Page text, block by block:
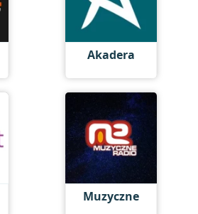
Akadera
Muzyczne